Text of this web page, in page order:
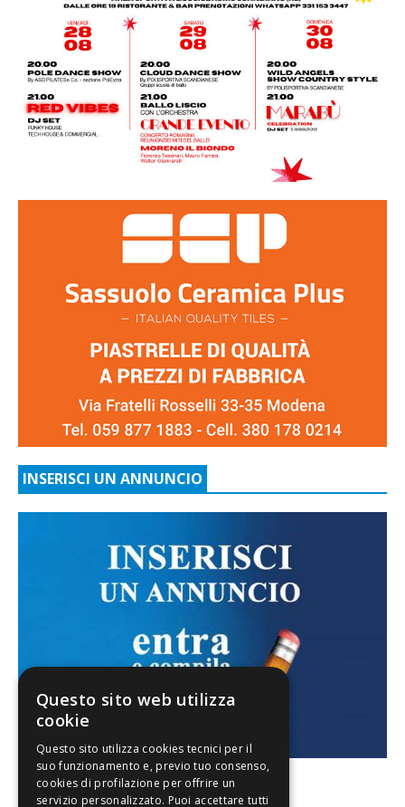
INSERISCI UN ANNUNCIO
Questo sito web utilizza
cookie